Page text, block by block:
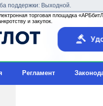
поддержки: Выходной.
торговая площадка
и закупок.
Регламент